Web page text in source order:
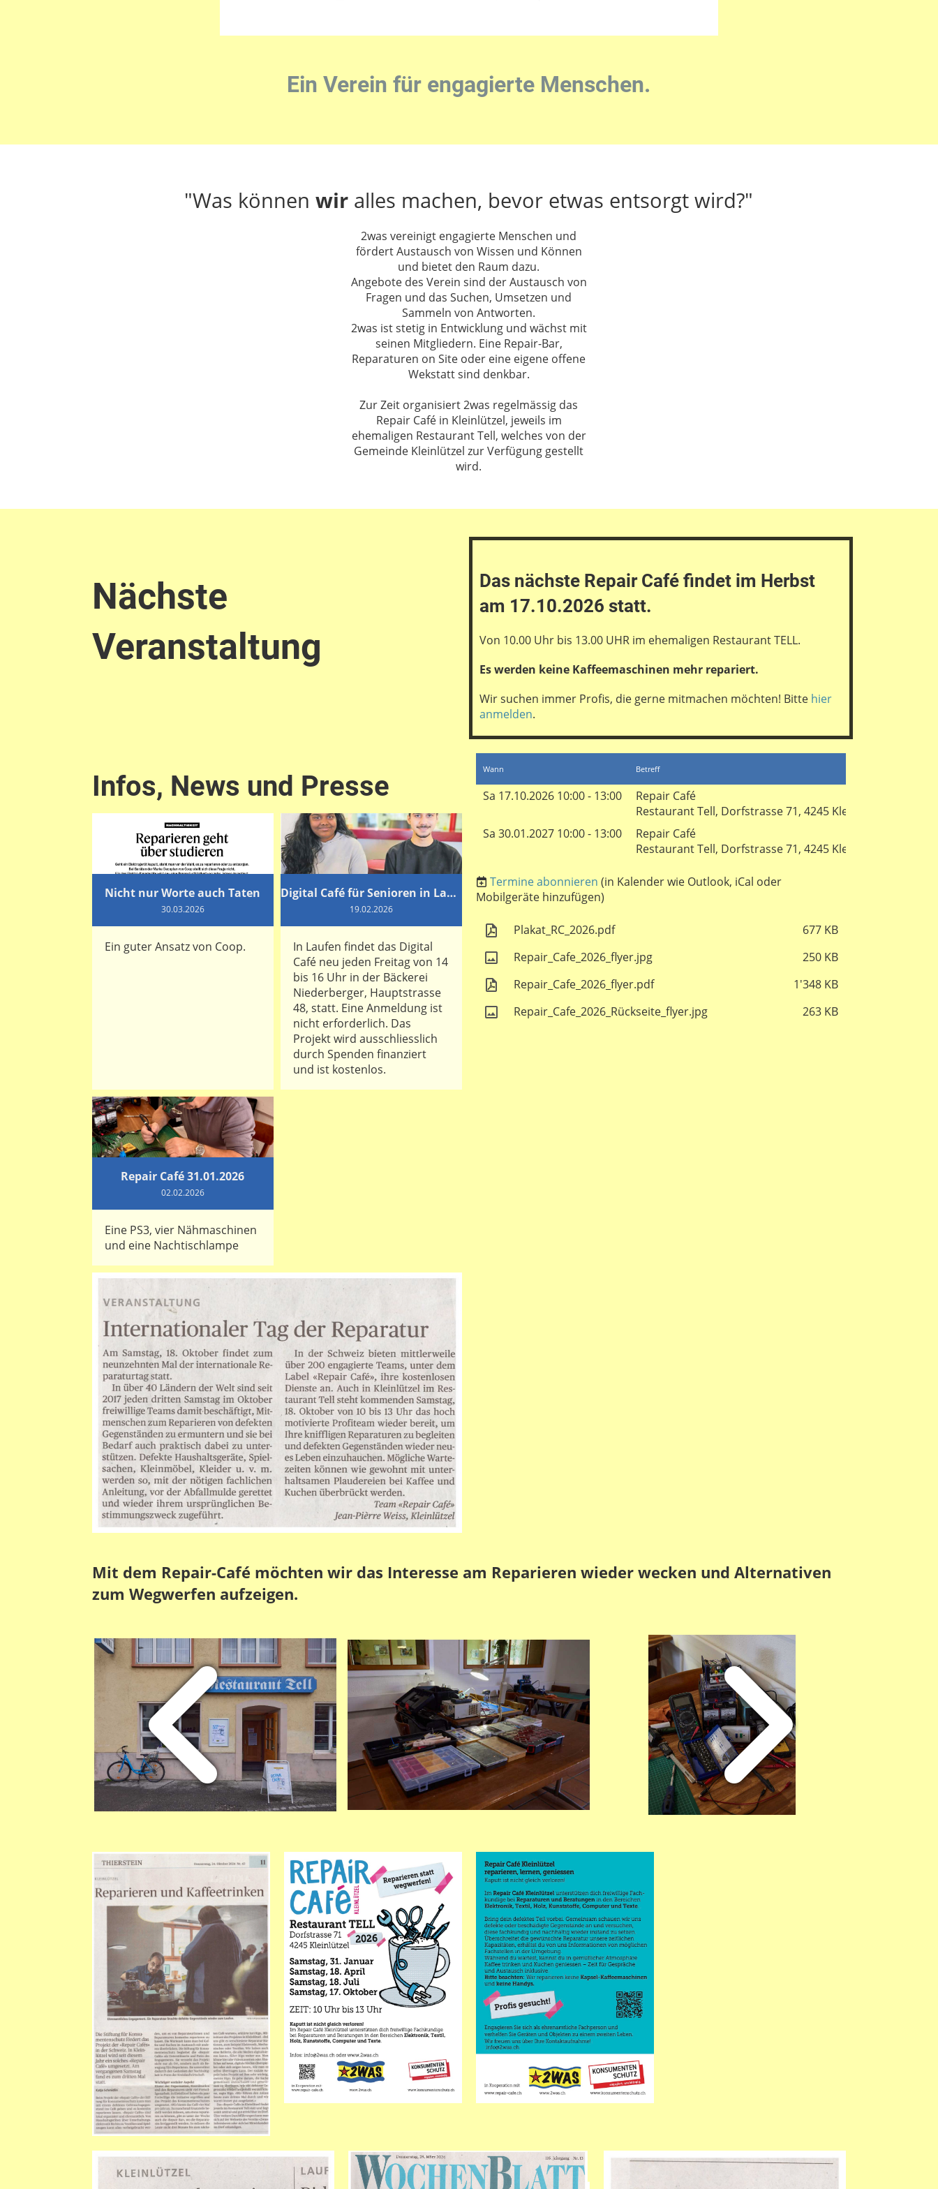
Ein Verein für engagierte Menschen.
"Was können wir alles machen, bevor etwas entsorgt wird?"
2was vereinigt engagierte Menschen und
fördert Austausch von Wissen und Können
und bietet den Raum dazu.
Angebote des Verein sind der Austausch von
Fragen und das Suchen, Umsetzen und
Sammeln von Antworten.
2was ist stetig in Entwicklung und wächst mit
seinen Mitgliedern. Eine Repair-Bar,
Reparaturen on Site oder eine eigene offene
Wekstatt sind denkbar.
Zur Zeit organisiert 2was regelmässig das
Repair Café in Kleinlützel, jeweils im
ehemaligen Restaurant Tell, welches von der
Gemeinde Kleinlützel zur Verfügung gestellt
wird.
Nächste
Veranstaltung
Das nächste Repair Café findet im Herbst
am 17.10.2026 statt.
Von 10.00 Uhr bis 13.00 UHR im ehemaligen Restaurant TELL.
Es werden keine Kaffeemaschinen mehr repariert.
Wir suchen immer Profis, die gerne mitmachen möchten! Bitte hier
anmelden.
Infos, News und Presse
Nicht nur Worte auch Taten
30.03.2026
Ein guter Ansatz von Coop.
Digital Café für Senioren in Laufen
19.02.2026
In Laufen findet das Digital
Café neu jeden Freitag von 14
bis 16 Uhr in der Bäckerei
Niederberger, Hauptstrasse
48, statt. Eine Anmeldung ist
nicht erforderlich. Das
Projekt wird ausschliesslich
durch Spenden finanziert
und ist kostenlos.
Repair Café 31.01.2026
02.02.2026
Eine PS3, vier Nähmaschinen
und eine Nachtischlampe
Wann Betreff
Sa 17.10.2026 10:00 - 13:00
Repair Café
Restaurant Tell, Dorfstrasse 71, 4245 Kleinlützel
Sa 30.01.2027 10:00 - 13:00
Repair Café
Restaurant Tell, Dorfstrasse 71, 4245 Kleinlützel
Termine abonnieren (in Kalender wie Outlook, iCal oder
Mobilgeräte hinzufügen)
Plakat_RC_2026.pdf
677 KB
Repair_Cafe_2026_flyer.jpg
250 KB
Repair_Cafe_2026_flyer.pdf
1'348 KB
Repair_Cafe_2026_Rückseite_flyer.jpg
263 KB
Mit dem Repair-Café möchten wir das Interesse am Reparieren wieder wecken und Alternativen
zum Wegwerfen aufzeigen.